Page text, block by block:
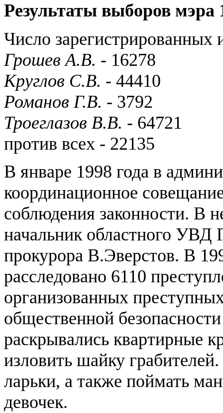
Результаты выборов мэра
Число зарегистрированных
Грошев А.В. - 16278
Круглов С.В. - 44410
Романов Г.В. - 3792
Троеглазов В.В. - 64721
против всех - 22135
В январе 1998 года в
координационное
соблюдения законности. В
начальник областного УВД
прокурора В.Эверстов. В
расследовано 6110
организованных
общественной
раскрывались квартирные
изловить шайку
ларьки, а также поймать
девочек.